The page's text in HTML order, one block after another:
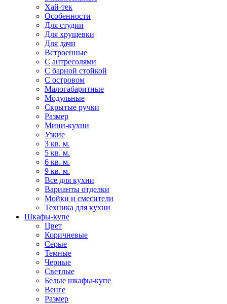
Хай-тек
Особенности
Для студии
Для хрущевки
Для дачи
Встроенные
С антресолями
С барной стойкой
С островом
Малогабаритные
Модульные
Скрытые ручки
Размер
Мини-кухни
Узкие
3 кв. м.
5 кв. м.
6 кв. м.
9 кв. м.
Все для кухни
Варианты отделки
Мойки и смесители
Техника для кухни
Шкафы-купе
Цвет
Коричневые
Серые
Темные
Черные
Светлые
Белые шкафы-купе
Венге
Размер